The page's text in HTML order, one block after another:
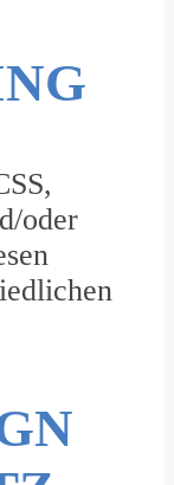
oder